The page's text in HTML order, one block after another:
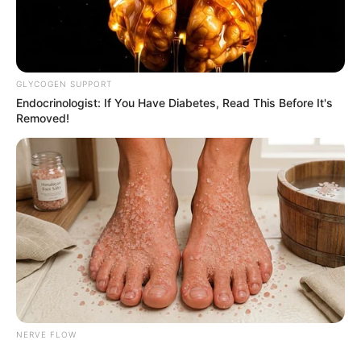
GLYCOGEN SUPPORT
Endocrinologist: If You Have Diabetes, Read This Before It's
Removed!
NERVE FLOW